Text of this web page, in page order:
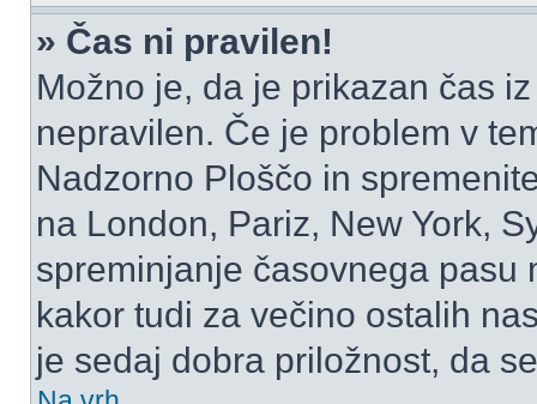
» Čas ni pravilen!
Možno je, da je prikazan čas
nepravilen. Če je problem v
Nadzorno Ploščo in
na London, Pariz, New York,
spreminjanje časovnega pasu
kakor tudi za večino ostalih
je sedaj dobra priložnost, da